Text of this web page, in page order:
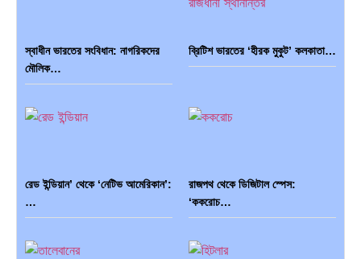
স্বাধীন ভারতের সংবিধান: নাগরিকদের
মৌলিক…
ব্রিটিশ ভারতের ‘হীরক মুকুট’ কলকাতা…
রেড ইন্ডিয়ান’ থেকে ‘নেটিভ আমেরিকান’:
…
রাজপথ থেকে ডিজিটাল স্পেস:
‘ককরোচ…